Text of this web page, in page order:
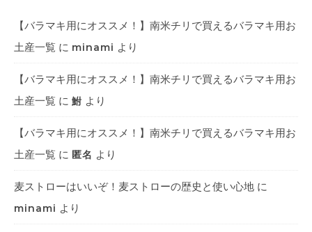
【バラマキ用にオススメ！】南米チリで買えるバラマキ用お
土産一覧 に minami より
【バラマキ用にオススメ！】南米チリで買えるバラマキ用お
土産一覧 に 鮒 より
【バラマキ用にオススメ！】南米チリで買えるバラマキ用お
土産一覧 に 匿名 より
麦ストローはいいぞ！麦ストローの歴史と使い心地 に
minami より